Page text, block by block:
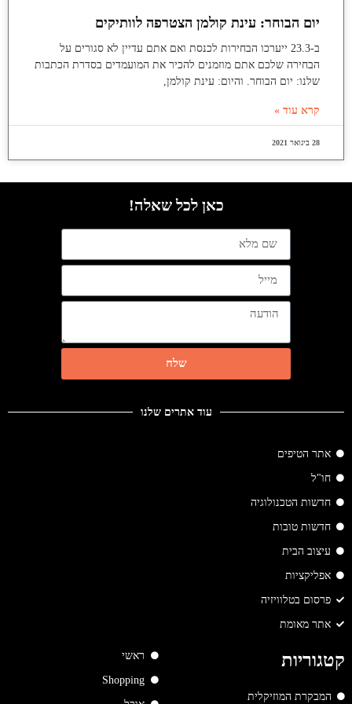
יום הבוחר: עינת קולמן הצטרפה לוותיקים
ב-23.3 ייערכו הבחירות לכנסת ואם אתם עדיין לא סגורים על
הבחירה שלכם אתם מוזמנים להכיר את המועמדים בסדרת הכתבות
שלנו: יום הבוחר. והיום: עינת קולמן,
קרא עוד »
28 בינואר 2021
ראשי
Shopping
קטגוריות
המבקרת המוזיקלית
עוד אתרים שלנו
אתר הטיפים
חו"ל
חדשות הטכנולוגיה
חדשות טובות
עיצוב הבית
אפליקציות
פרסום בטלוויזיה
אתר מאומת
כאן לכל שאלה!
שלח